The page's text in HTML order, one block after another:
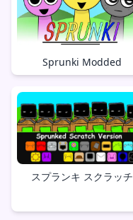
Sprunki Modded
スプランキ スクラッチ